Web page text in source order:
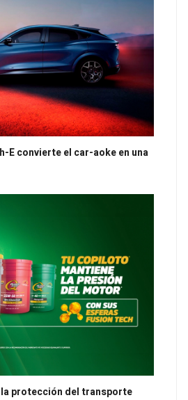
E convierte el car-aoke en una
la protección del transporte